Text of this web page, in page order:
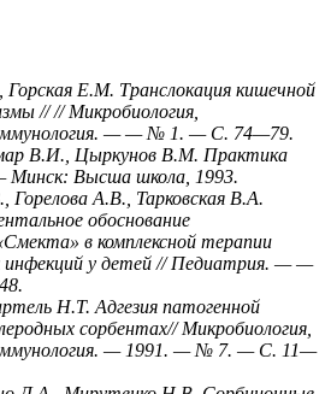
Е.М. Транслокация кишечной
// // Микробиология,
— — № 1. — С. 74—79.
В.И., Цыркунов В.М. Практика
Минск: Высша школа, 1993.
А.В., Тарковская В.А.
обоснование
в комплексной терапии
у детей // Педиатрия. — —
Н.Т. Адгезия патогенной
сорбентах// Микробиология,
— 1991. — № 7. — С. 11—